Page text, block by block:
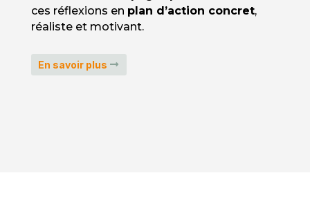
ces réflexions en plan d’action concret,
réaliste et motivant.
En savoir plus